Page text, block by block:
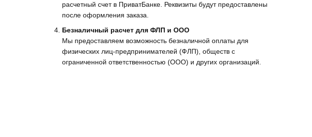
расчетный счет в ПриватБанке. Реквизиты будут предоставлены
после оформления заказа.
Безналичный расчет для ФЛП и ООО
Мы предоставляем возможность безналичной оплаты для
физических лиц-предпринимателей (ФЛП), обществ с
ограниченной ответственностью (ООО) и других организаций.